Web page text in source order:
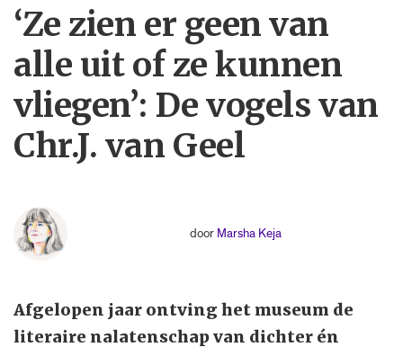
‘Ze zien er geen van
alle uit of ze kunnen
vliegen’: De vogels van
Chr.J. van Geel
door Marsha Keja
Afgelopen jaar ontving het museum de
literaire nalatenschap van dichter én